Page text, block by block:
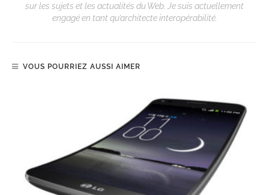
sur les sujets et les actualités du Web. Je suis actuellement
engagé en tant qu’architecte interopérabilité.
VOUS POURRIEZ AUSSI AIMER